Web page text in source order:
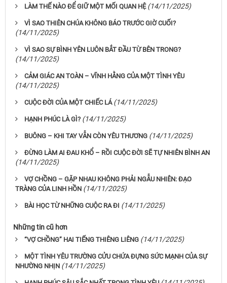
LÀM THẾ NÀO ĐỂ GIỮ MỘT MỐI QUAN HỆ (14/11/2025)
VÌ SAO THIÊN CHÚA KHÔNG BÁO TRƯỚC GIỜ CUỐI?
(14/11/2025)
VÌ SAO SỰ BÌNH YÊN LUÔN BẮT ĐẦU TỪ BÊN TRONG?
(14/11/2025)
CẢM GIÁC AN TOÀN – VĨNH HẰNG CỦA MỘT TÌNH YÊU
(14/11/2025)
CUỘC ĐỜI CỦA MỘT CHIẾC LÁ (14/11/2025)
HẠNH PHÚC LÀ GÌ? (14/11/2025)
BUÔNG – KHI TAY VẪN CÒN YÊU THƯƠNG (14/11/2025)
ĐỪNG LÀM AI ĐAU KHỔ – RỒI CUỘC ĐỜI SẼ TỰ NHIÊN BÌNH AN
(14/11/2025)
VỢ CHỒNG – GẶP NHAU KHÔNG PHẢI NGẪU NHIÊN: ĐẠO
TRÀNG CỦA LINH HỒN (14/11/2025)
BÀI HỌC TỪ NHỮNG CUỘC RA ĐI (14/11/2025)
Những tin cũ hơn
“VỢ CHỒNG” HAI TIẾNG THIÊNG LIÊNG (14/11/2025)
MỘT TÌNH YÊU TRƯỜNG CỬU CHỨA ĐỰNG SỨC MẠNH CỦA SỰ
NHƯỜNG NHỊN (14/11/2025)